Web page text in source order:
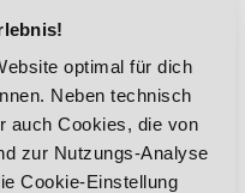
optimal für dich
Neben technisch
auch Cookies, die von
zur Nutzungs-Analyse
Cookie-Einstellung
denAufbau eines großen
von erfolgreichen Kursen
Gehälter
und zugleich